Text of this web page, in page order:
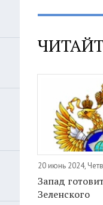
20 июнь 2024,
Запад
Зеленского